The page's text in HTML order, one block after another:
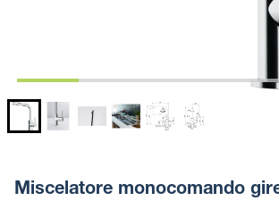
Miscelatore monocomando